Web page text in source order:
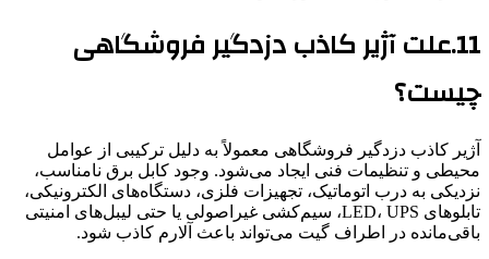
11.علت آژیر کاذب دزدگیر فروشگاهی
چیست؟
آژیر کاذب دزدگیر فروشگاهی معمولاً به دلیل ترکیبی از عوامل
محیطی و تنظیمات فنی ایجاد می‌شود. وجود کابل برق نامناسب،
نزدیکی به درب اتوماتیک، تجهیزات فلزی، دستگاه‌های الکترونیکی،
تابلوهای LED، UPS، سیم‌کشی غیراصولی یا حتی لیبل‌های امنیتی
باقی‌مانده در اطراف گیت می‌تواند باعث آلارم کاذب شود.